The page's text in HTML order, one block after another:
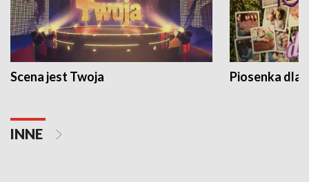
Scena jest Twoja Piosenka dla
INNE